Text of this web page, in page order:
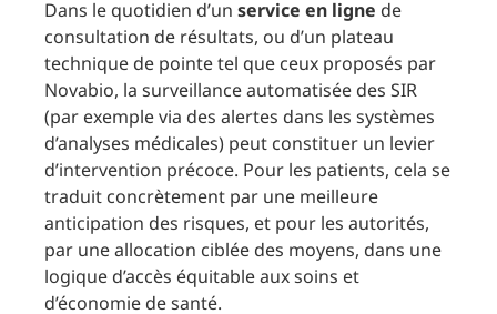
Dans le quotidien d’un service en ligne de
consultation de résultats, ou d’un plateau
technique de pointe tel que ceux proposés par
Novabio, la surveillance automatisée des SIR
(par exemple via des alertes dans les systèmes
d’analyses médicales) peut constituer un levier
d’intervention précoce. Pour les patients, cela se
traduit concrètement par une meilleure
anticipation des risques, et pour les autorités,
par une allocation ciblée des moyens, dans une
logique d’accès équitable aux soins et
d’économie de santé.